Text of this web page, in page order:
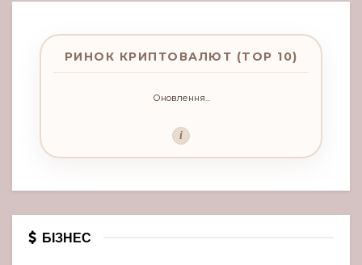
РИНОК КРИПТОВАЛЮТ (TOP 10)
Оновлення...
i
БІЗНЕС